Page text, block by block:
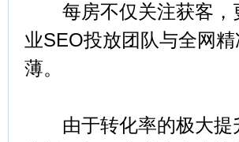
每房不仅关注获客，
业SEO投放团队与全网
薄。
由于转化率的极大提